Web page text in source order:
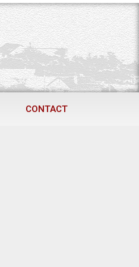
CONTACT